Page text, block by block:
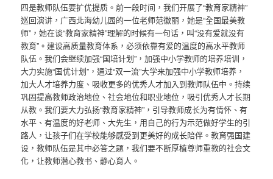
四是教师队伍要扩优提质。前一段时间，我们开展了“教育家精神”
巡回演讲，广西北海幼儿园的一位老师范徽丽，她是“全国最美教
师”，她在谈“教育家精神”理解的时候有一句话，叫“没有爱就没有
教育”。建设高质量教育体系，必须依靠有爱的温度的高水平教师
队伍。我们会继续加强“国培计划”，加强中小学教师的培养培训，
大力实施“国优计划”，通过“双一流”大学来加强中小学教师培养，
加大人才培养力度、吸收更多的优秀人才加入到教师队伍中。持续
巩固提高教师政治地位、社会地位和职业地位，吸引优秀人才长期
从教。我们要大力弘扬“教育家精神”，引导教师成长为有情怀、有
水平、有温度的好老师、大先生，用自己的行为示范做好学生的引
路人，让孩子们在学校能够感受到更美好的成长陪伴。教育强国建
设，教师队伍是其中必答之题，我们要不断厚植尊师重教的社会文
化，让教师潜心教书、静心育人。